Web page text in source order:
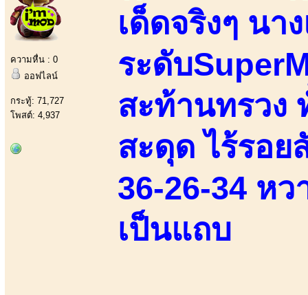
ความหื่น : 0
ออฟไลน์
กระทู้: 71,727
โพสต์: 4,937
เด็ดจริงๆ นา
ระดับ
สะท้านทรวง
สะดุด ไร้รอย
36-26-34 ห
เป็นแถบ